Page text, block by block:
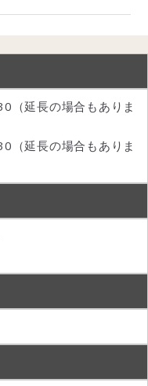
（延長の場合もありま
（延長の場合もありま